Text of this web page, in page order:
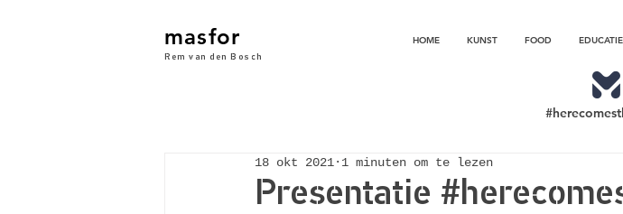
HOME KUNST FOOD EDUCATIE
masfor
Rem van den Bosch
Presentatie
18 okt 2021 1 minuten om te lezen